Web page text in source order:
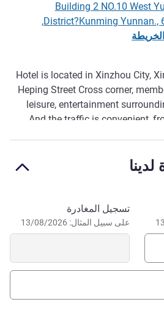
Building 2 NO.10 West
District?Kunming Yunnan., 650206 KUNMING,
Hotel is located in Xinzhou City,
Heping Street Cross corner,
leisure, entertainment
And the traffic is convenient,
resources. It is the ideal place for
لدينا
تسجيل المغادرة
على سبيل المثال: 13/08/2026